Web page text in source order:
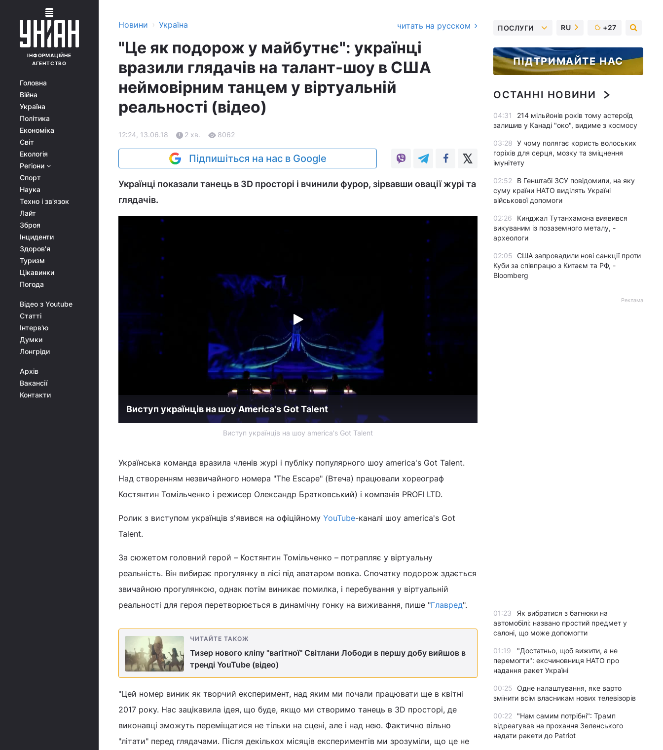
ІНФОРМАЦІЙНЕ
АГЕНТСТВО
Головна
Війна
Україна
Політика
Економіка
Світ
Екологія
Регіони
Спорт
Наука
Техно і зв'язок
Лайт
Зброя
Інциденти
Здоров'я
Туризм
Цікавинки
Погода
Відео з Youtube
Статті
Інтерв'ю
Думки
Лонгріди
Архів
Вакансії
Контакти
Новини › Україна читать на русском
"Це як подорож у майбутнє": українці
вразили глядачів на талант-шоу в США
неймовірним танцем у віртуальній
реальності (відео)
12:24, 13.06.18 2 хв. 8062
Підпишіться на нас в Google
Українці показали танець в 3D просторі і вчинили фурор, зірвавши овації журі та
глядачів.
Виступ українців на шоу America's Got Talent
Виступ українців на шоу america's Got Talent
Українська команда вразила членів журі і публіку популярного шоу america's Got Talent.
Над створенням незвичайного номера "The Escape" (Втеча) працювали хореограф
Костянтин Томільченко і режисер Олександр Братковський) і компанія PROFI LTD.
Ролик з виступом українців з'явився на офіційному YouTube-каналі шоу america's Got
Talent.
За сюжетом головний герой – Костянтин Томільченко – потрапляє у віртуальну
реальність. Він вибирає прогулянку в лісі під аватаром вовка. Спочатку подорож здається
звичайною прогулянкою, однак потім виникає помилка, і перебування у віртуальній
реальності для героя перетворюється в динамічну гонку на виживання, пише "Главред".
ЧИТАЙТЕ ТАКОЖ
Тизер нового кліпу "вагітної" Світлани Лободи в першу добу вийшов в
тренді YouTube (відео)
"Цей номер виник як творчий експеримент, над яким ми почали працювати ще в квітні
2017 року. Нас зацікавила ідея, що буде, якщо ми створимо танець в 3D просторі, де
виконавці зможуть переміщатися не тільки на сцені, але і над нею. Фактично вільно
"літати" перед глядачами. Після декількох місяців експериментів ми зрозуміли, що це не
ПОСЛУГИ RU +27
ПІДТРИМАЙТЕ НАС
ОСТАННІ НОВИНИ
04:31
214 мільйонів років тому астероїд
залишив у Канаді "око", видиме з космосу
03:28 У чому полягає користь волоських
горіхів для серця, мозку та зміцнення
імунітету
02:52
В Генштабі ЗСУ повідомили, на яку
суму країни НАТО виділять Україні
військової допомоги
02:26
Кинджал Тутанхамона виявився
викуваним із позаземного металу, -
археологи
02:05 США запровадили нові санкції проти
Куби за співпрацю з Китаєм та РФ, -
Bloomberg
Реклама
01:23
Як вибратися з багнюки на
автомобілі: названо простий предмет у
салоні, що може допомогти
01:19
"Достатньо, щоб вижити, а не
перемогти": ексчиновниця НАТО про
надання ракет Україні
00:25 Одне налаштування, яке варто
змінити всім власникам нових телевізорів
00:22
"Нам самим потрібні": Трамп
відреагував на прохання Зеленського
надати ракети до Patriot